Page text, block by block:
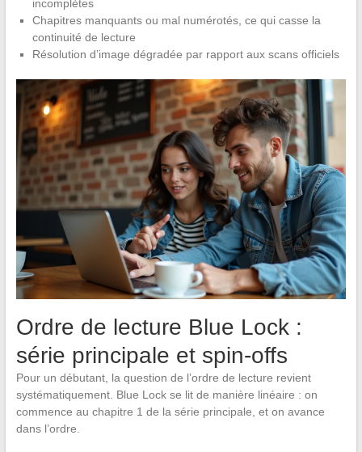
incomplètes
Chapitres manquants ou mal numérotés, ce qui casse la
continuité de lecture
Résolution d’image dégradée par rapport aux scans officiels
Ordre de lecture Blue Lock :
série principale et spin-offs
Pour un débutant, la question de l’ordre de lecture revient
systématiquement. Blue Lock se lit de manière linéaire : on
commence au chapitre 1 de la série principale, et on avance
dans l’ordre.